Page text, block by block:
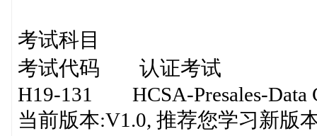
考试科目
考试代码 认证考试
H19-131 HCSA-Presales-Data
当前版本:V1.0, 推荐您学习新版